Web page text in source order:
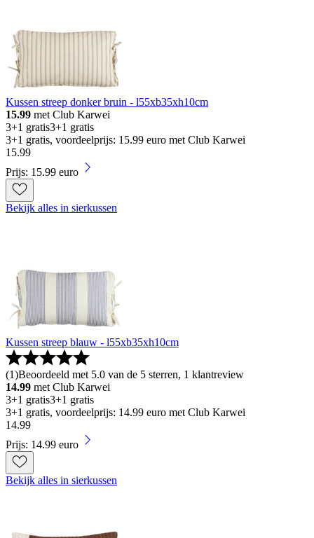
Kussen streep donker bruin - l55xb35xh10cm
15.99 met Club Karwei
3+1 gratis3+1 gratis
3+1 gratis, voordeelprijs: 15.99 euro met Club Karwei
15.99
Prijs: 15.99 euro
Bekijk alles in sierkussen
Kussen streep blauw - l55xb35xh10cm
(1)Beoordeeld met 5.0 van de 5 sterren, 1 klantreview
14.99 met Club Karwei
3+1 gratis3+1 gratis
3+1 gratis, voordeelprijs: 14.99 euro met Club Karwei
14.99
Prijs: 14.99 euro
Bekijk alles in sierkussen